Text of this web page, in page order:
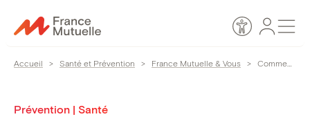
au
Accessibilité
Espace
Accueil > Santé et Prévention > France Mutuelle & Vous > Comment prévenir les chutes des personnes âgées ?
Prévention | Santé